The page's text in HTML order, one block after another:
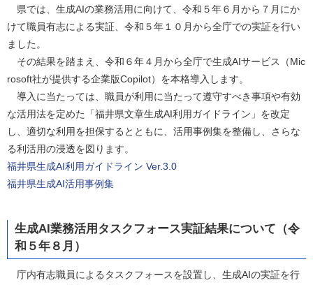
県では、生成AIの業務活用に向けて、令和５年６月から７月にか
けて職員有志による実証、令和５年１０月から全庁での実証を行い
ました。
その結果を踏まえ、令和６年４月から全庁で生成AIサービス（Mic
rosoft社が提供する企業版Copilot）を本格導入します。
導入に当たっては、職員が利用に当たって遵守すべき事項や有効
な活用法を定めた「福井県文章生成AI利用ガイドライン」を改定
し、適切な利用を担保するとともに、活用事例集を整備し、さらな
る利活用の浸透を図ります。
福井県生成AI利用ガイドライン Ver.3.0
福井県生成AI活用事例集
生成AI業務活用タスクフォース実証結果について（令
和５年８月）
庁内有志職員によるタスクフォースを設置し、生成AIの実証を行